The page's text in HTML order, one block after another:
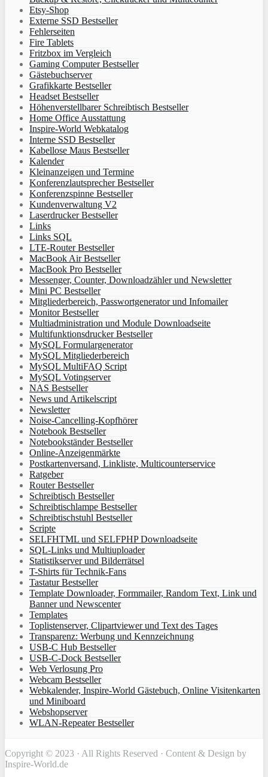
Etsy-Shop
Externe SSD Bestseller
Fehlerseiten
Fire Tablets
Fritzbox im Vergleich
Gaming Computer Bestseller
Gästebuchserver
Grafikkarte Bestseller
Headset Bestseller
Höhenverstellbarer Schreibtisch Bestseller
Home Office Ausstattung
Inspire-World Webkatalog
Interne SSD Bestseller
Kabellose Maus Bestseller
Kalender
Kleinanzeigen und Termine
Konferenzlautsprecher Bestseller
Konferenzspinne Bestseller
Kundenverwaltung V2
Laserdrucker Bestseller
Links
Links SQL
LTE-Router Bestseller
MacBook Air Bestseller
MacBook Pro Bestseller
Messenger, Counter, Downloadzähler und Newsletter
Mini PC Bestseller
Mitgliederbereich, Passwortgenerator und Infomailer
Monitor Bestseller
Multiadministration und Module Downloadseite
Multifunktionsdrucker Bestseller
MySQL Formulargenerator
MySQL Mitgliederbereich
MySQL MultiFAQ Script
MySQL Votingserver
NAS Bestseller
News und Artikelscript
Newsletter
Noise-Cancelling-Kopfhörer
Notebook Bestseller
Notebookständer Bestseller
Online-Anzeigenmärkte
Postkartenversand, Linkliste, Multicounterservice
Ratgeber
Router Bestseller
Schreibtisch Bestseller
Schreibtischlampe Bestseller
Schreibtischstuhl Bestseller
Scripte
SELFHTML und SELFPHP Downloadseite
SQL-Links und Multiuploader
Statistikserver und Bilderrätsel
T-Shirts für Technik-Fans
Tastatur Bestseller
Template Downloader, Formmailer, Random Text, Link und
Banner und Newscenter
Templates
Toplistenserver, Clipartviewer und Text des Tages
Transparenz: Werbung und Kennzeichnung
USB-C Hub Bestseller
USB-C-Dock Bestseller
Web Verlosung Pro
Webcam Bestseller
Webkalender, Inspire-World Gästebuch, Online Visitenkarten
und Miniboard
Webshopserver
WLAN-Repeater Bestseller
Copyright © 2023 · All Rights Reserved · Content & Design by
Inspire-World.de